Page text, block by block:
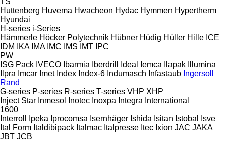
Huttenberg Huvema Hwacheon Hydac Hymmen Hypertherm
Hyundai
H-series i-Series
Hämmerle Höcker Polytechnik Hübner Hüdig Hüller Hille ICE
IDM
IKA IMA IMC IMS IMT IPC
PW
ISG Pack IVECO Ibarmia Iberdrill Ideal Iemca Ilapak
Illumina
Ilpra Imcar Imet Index Index-6 Indumasch Infastaub Ingersoll
Rand
G-series P-series R-series T-series VHP XHP
Inject Star Inmesol Inotec Inoxpa Integra International
1600
Interroll
Ipeka Iprocomsa Isernhäger Ishida Isitan Istobal
Isve
Ital Form Italdibipack Italmac Italpresse Itec Ixion JAC JAKA
JBT JCB